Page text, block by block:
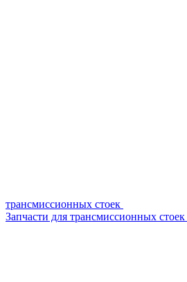
трансмиссионных стоек
Запчасти для трансмиссионных стоек